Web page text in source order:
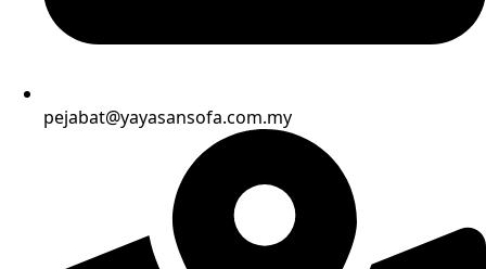
pejabat@yayasansofa.com.my